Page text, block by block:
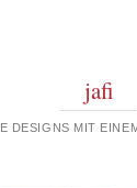
jafi
DESIGNS MIT